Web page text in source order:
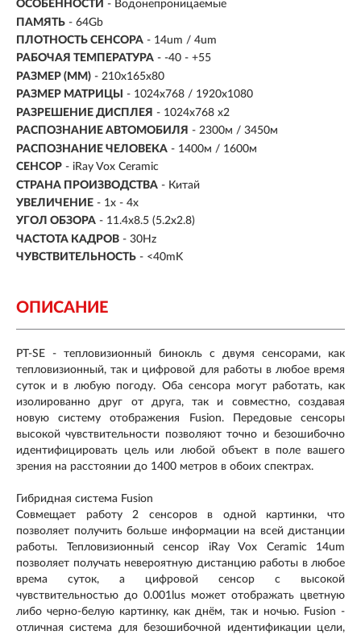
ОСОБЕННОСТИ - Водонепроницаемые
ПАМЯТЬ - 64Gb
ПЛОТНОСТЬ СЕНСОРА - 14um / 4um
РАБОЧАЯ ТЕМПЕРАТУРА - -40 - +55
РАЗМЕР (ММ) - 210x165x80
РАЗМЕР МАТРИЦЫ
- 1024x768 / 1920x1080
РАЗРЕШЕНИЕ ДИСПЛЕЯ - 1024x768 x2
РАСПОЗНАНИЕ АВТОМОБИЛЯ - 2300м / 3450м
РАСПОЗНАНИЕ ЧЕЛОВЕКА - 1400м / 1600м
СЕНСОР - iRay Vox Ceramic
СТРАНА ПРОИЗВОДСТВА - Китай
УВЕЛИЧЕНИЕ - 1x - 4x
УГОЛ ОБЗОРА - 11.4x8.5 (5.2x2.8)
ЧАСТОТА КАДРОВ - 30Hz
ЧУВСТВИТЕЛЬНОСТЬ - <40mK
ОПИСАНИЕ
PT-SE - тепловизионный бинокль с двумя сенсорами, как
тепловизионный, так и цифровой для работы в любое время
суток и в любую погоду. Оба сенсора могут работать, как
изолированно друг от друга, так и совместно, создавая
новую систему отображения Fusion. Передовые сенсоры
высокой чувствительности позволяют точно и безошибочно
идентифицировать цель или любой объект в поле вашего
зрения на расстоянии до 1400 метров в обоих спектрах.
Гибридная система Fusion
Совмещает работу 2 сенсоров в одной картинки, что
позволяет получить больше информации на всей дистанции
работы. Тепловизионный сенсор iRay Vox Ceramic 14um
позволяет получать невероятную дистанцию работы в любое
врема суток, а цифровой сенсор с высокой
чувствительностью до 0.001lus может отображать цветную
либо черно-белую картинку, как днём, так и ночью. Fusion -
отличная система для безошибочной идентификации цели,